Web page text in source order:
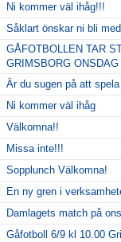
Ni kommer väl ihåg!!!
Såklart önskar ni bli
GÅFOTBOLLEN TAR
GRIMSBORG
Är du sugen på att
Ni kommer väl ihåg
Välkomna!!
Missa inte!!!
Sopplunch Välkomna!
En ny gren i
Damlagets match på
Gåfotboll 6/9 kl 10.00